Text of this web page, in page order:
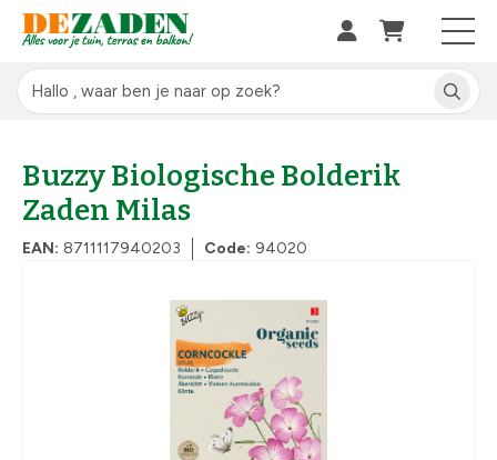
Buzzy Biologische Bolderik
Zaden Milas
EAN: 8711117940203 Code: 94020